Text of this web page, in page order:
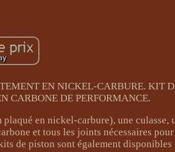
EN NICKEL-CARBURE. KIT
CARBONE DE PERFORMANCE.
en nickel-carbure), une culasse,
et tous les joints nécessaires
de piston sont également disponibles